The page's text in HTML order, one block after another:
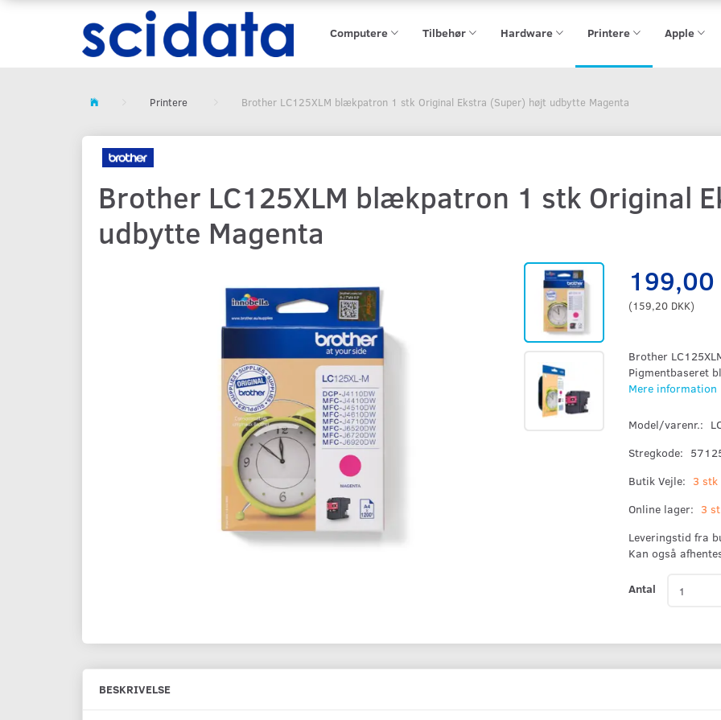
Computere Tilbehør Hardware Printere Apple
Printere Brother LC125XLM blækpatron 1 stk Original Ekstra (Super) højt udbytte Magenta
Brother LC125XLM blækpatron 1 stk Original
udbytte Magenta
199,00
(159,20 DKK)
Brother
Pigmentbaseret
Mere information
Model/varenr.:
Stregkode:
Butik Vejle: 3
Online lager: 3
Leveringstid fra
Kan også
Antal
BESKRIVELSE